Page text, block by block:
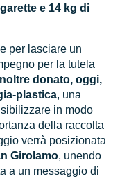
e 14 kg di
per lasciare un
per la tutela
donato, oggi,
plastica, una
in modo
della raccolta
verrà posizionata
Girolamo, unendo
a un messaggio di